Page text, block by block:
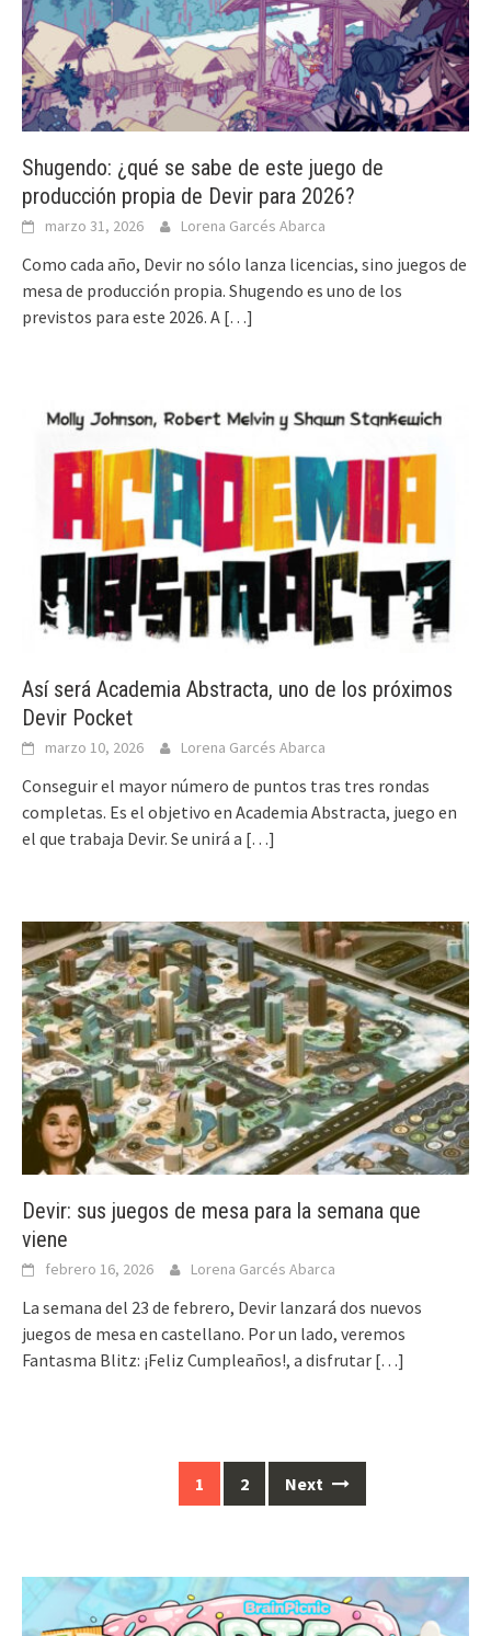
Shugendo: ¿qué se sabe de este juego de
producción propia de Devir para 2026?
marzo 31, 2026 Lorena Garcés Abarca
Como cada año, Devir no sólo lanza licencias, sino juegos de
mesa de producción propia. Shugendo es uno de los
previstos para este 2026. A […]
Así será Academia Abstracta, uno de los próximos
Devir Pocket
marzo 10, 2026 Lorena Garcés Abarca
Conseguir el mayor número de puntos tras tres rondas
completas. Es el objetivo en Academia Abstracta, juego en
el que trabaja Devir. Se unirá a […]
Devir: sus juegos de mesa para la semana que
viene
febrero 16, 2026 Lorena Garcés Abarca
La semana del 23 de febrero, Devir lanzará dos nuevos
juegos de mesa en castellano. Por un lado, veremos
Fantasma Blitz: ¡Feliz Cumpleaños!, a disfrutar […]
1 2 Next